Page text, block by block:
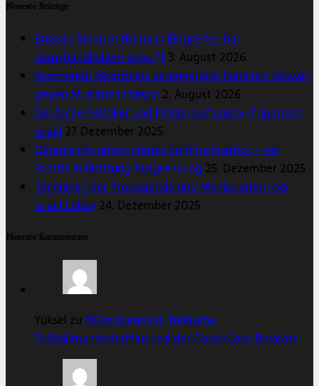
Neueste Beiträge
Brüssel: Mann stirbt nach Eingreifen bei
islamfeindlichem Angriff3. August 2026
Brennende Moscheen, verängstigte Familien: Gewalt
gegen Muslime in Nepal 2. August 2026
Deutsche Politiker und Polizei auf Lobby-Trips nach
Israel 27. Dezember 2025
Österreichs umstrittenes Kopftuchverbot – ein
Schritt in Richtung Ausgrenzung 25. Dezember 2025
Techniken der Propaganda und Manipulation der
Israel Lobby24. Dezember 2025
Neueste Kommentare
Yüksel zu#GazaGenozid: Türkische
Fußballmannschaften und der Coca-Cola-Boykott